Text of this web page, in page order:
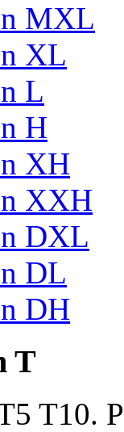
MXL
XL
L
H
XH
XXH
DXL
DL
DH
T
T10.